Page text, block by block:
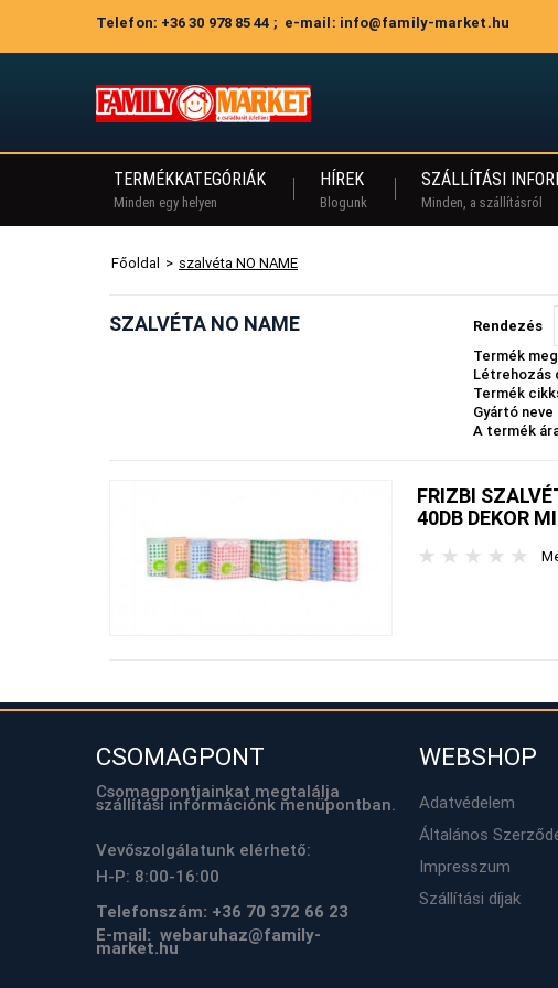
Telefon: +36 30 978 85 44 ; e-mail: info@family-market.hu
TERMÉKKATEGÓRIÁK
Minden egy helyen
HÍREK
Blogunk
SZÁLLÍTÁSI
Minden, a szállításról
Főoldal > szalvéta NO NAME
SZALVÉTA NO NAME Rendezés
Termék
Létrehozás
Termék
Gyártó neve
A termék
FRIZBI
40DB DEKOR
★ ★ ★ ★ ★
CSOMAGPONT
Csomagpontjainkat megtalálja
szállítási információnk menüpontban.
Vevőszolgálatunk elérhető:
H-P: 8:00-16:00
Telefonszám: +36 70 372 66 23
E-mail: webaruhaz@family-
market.hu
WEBSHOP
Adatvédelem
Általános
Impresszum
Szállítási díjak